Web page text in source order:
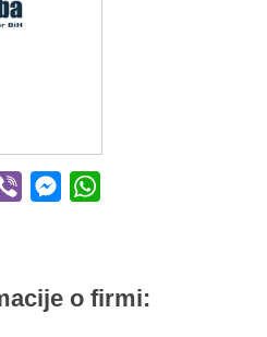
Viber Messenger
o firmi: